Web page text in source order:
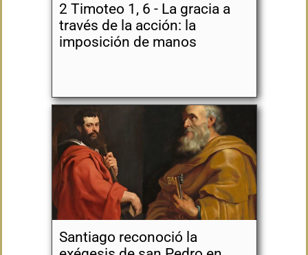
2 Timoteo 1, 6 - La gracia a
través de la acción: la
imposición de manos
Santiago reconoció la